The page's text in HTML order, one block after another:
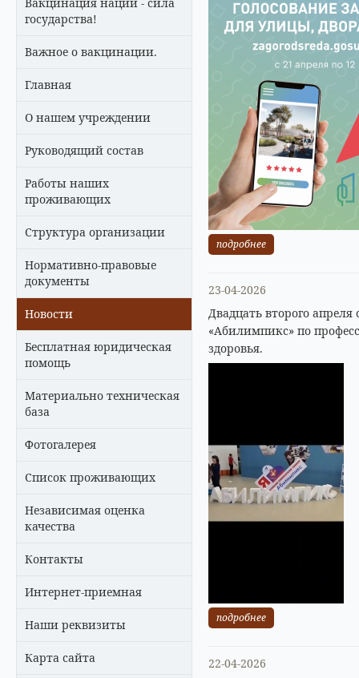
государства!
Важное о вакцинации.
Главная
О нашем учреждении
Руководящий состав
Работы наших
проживающих
Структура организации
Нормативно-правовые
документы
Новости
Бесплатная юридическая
помощь
Материально техническая
база
Фотогалерея
Список проживающих
Независимая оценка
качества
Контакты
Интернет-приемная
Наши реквизиты
Карта сайта
подробнее
23-04-2026
Двадцать второго
«Абилимпикс» по
здоровья.
подробнее
22-04-2026